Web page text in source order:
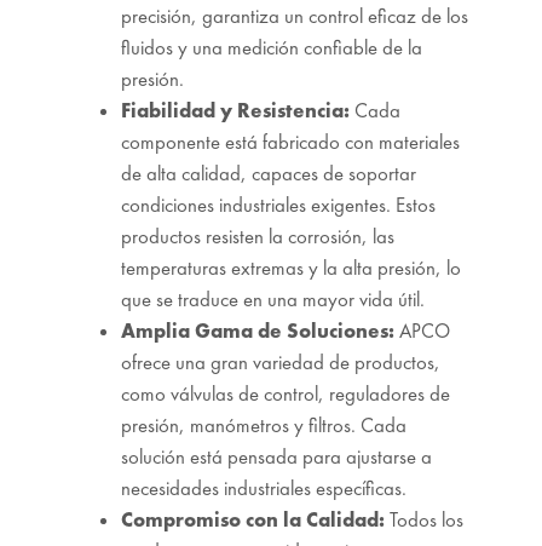
precisión, garantiza un control eficaz de los
fluidos y una medición confiable de la
presión.
Fiabilidad y Resistencia:Cada
componente está fabricado con materiales
de alta calidad, capaces de soportar
condiciones industriales exigentes. Estos
productos resisten la corrosión, las
temperaturas extremas y la alta presión, lo
que se traduce en una mayor vida útil.
Amplia Gama de Soluciones:APCO
ofrece una gran variedad de productos,
como válvulas de control, reguladores de
presión, manómetros y filtros. Cada
solución está pensada para ajustarse a
necesidades industriales específicas.
Compromiso con la Calidad:Todos los